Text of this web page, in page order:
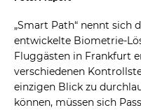
„Smart Path“ nennt sich
entwickelte Biometrie-
Fluggästen in Frankfurt
verschiedenen
einzigen Blick zu
können, müssen sich